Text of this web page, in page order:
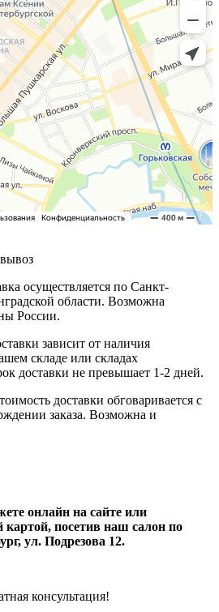
осуществляется по Санкт-
области. Возможна
России.
зависит от наличия
складе или складах
доставки не превышает 1-2 дней.
доставки обговаривается с
заказа. Возможна и
онлайн на сайте или
посетив наш салон по
ул. Подрезова 12.
консультация!